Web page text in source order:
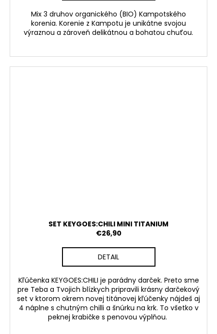
Mix 3 druhov organického (BIO) Kampotského
korenia. Korenie z Kampotu je unikátne svojou
výraznou a zároveň delikátnou a bohatou chuťou.
SET KEYGOES:CHILI MINI TITANIUM
€26,90
DETAIL
Kľúčenka KEYGOES:CHILI je parádny darček. Preto sme
pre Teba a Tvojich blízkych pripravili krásny darčekový
set v ktorom okrem novej titánovej kľúčenky nájdeš aj
4 náplne s chutným chilli a šnúrku na krk. To všetko v
peknej krabičke s penovou výplňou.